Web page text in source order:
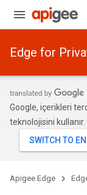
Edge for
Google, içerikleri
teknolojisini
Apigee Edge